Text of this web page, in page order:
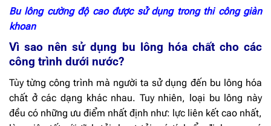
Bu lông cường độ cao được sử dụng trong thi công giàn
khoan
Vì sao nên sử dụng bu lông hóa chất cho các
công trình dưới nước?
Tùy từng công trình mà người ta sử dụng đến bu lông hóa
chất ở các dạng khác nhau. Tuy nhiên, loại bu lông này
đều có những ưu điểm nhất định như: lực liên kết cao nhất,